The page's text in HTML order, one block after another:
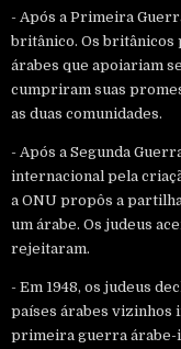
- Após a Primeira
britânico. Os britânicos
árabes que apoiariam
cumpriram suas
as duas comunidades.
- Após a Segunda
internacional pela
a ONU propôs a
um árabe. Os judeus
rejeitaram.
- Em 1948, os judeus
países árabes vizinhos
primeira guerra árabe-